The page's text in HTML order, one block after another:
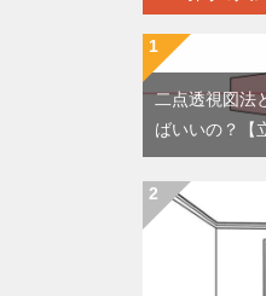
二点透視図法
ばいいの？【